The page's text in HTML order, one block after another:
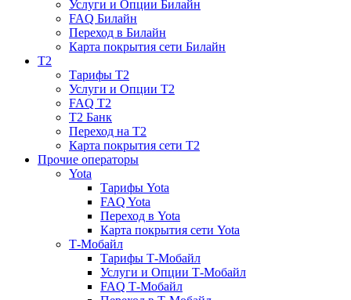
Услуги и Опции Билайн
FAQ Билайн
Переход в Билайн
Карта покрытия сети Билайн
T2
Тарифы T2
Услуги и Опции T2
FAQ T2
T2 Банк
Переход на T2
Карта покрытия сети T2
Прочие операторы
Yota
Тарифы Yota
FAQ Yota
Переход в Yota
Карта покрытия сети Yota
Т-Мобайл
Тарифы Т-Мобайл
Услуги и Опции Т-Мобайл
FAQ Т-Мобайл